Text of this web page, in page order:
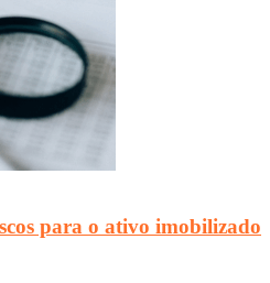
para o ativo imobilizado